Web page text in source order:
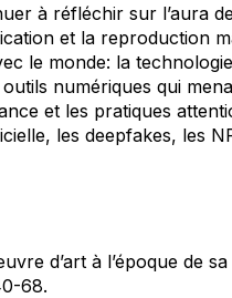
à réfléchir sur l’aura
et la reproduction
le monde: la
numériques qui
et les pratiques
les deepfakes, les
d’art à l’époque de
68.